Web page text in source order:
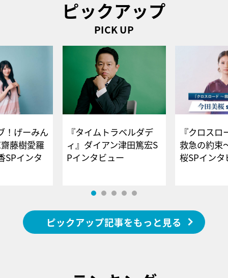
ピックアップ
PICK UP
！げーみん
藤樹愛羅
SPインタ
『タイムトラベルダデ
ィ』ダイアン津田篤宏S
Pインタビュー
『クロス
救急の約束
桜SPイ
ピックアップ記事をもっと見る